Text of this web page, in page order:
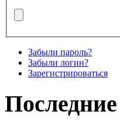
Забыли пароль?
Забыли логин?
Зарегистрироваться